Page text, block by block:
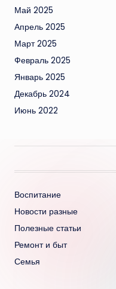
Май 2025
Апрель 2025
Март 2025
Февраль 2025
Январь 2025
Декабрь 2024
Июнь 2022
Воспитание
Новости разные
Полезные статьи
Ремонт и быт
Семья